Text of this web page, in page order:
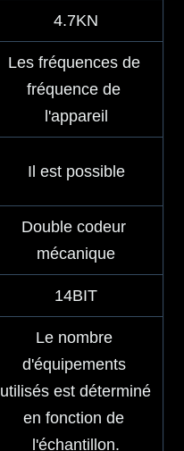
4.7KN
Les fréquences de
fréquence de
l'appareil
Il est possible
Double codeur
mécanique
14BIT
Le nombre
d'équipements
utilisés est déterminé
en fonction de
l'échantillon.